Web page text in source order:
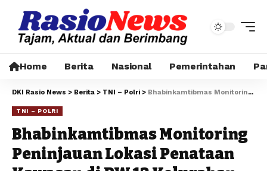
Home Berita Nasional Pemerintahan
DKI Rasio News > Berita > TNI – Polri > Bhabinkamtibmas Monitoring Peninjauan Lokasi Penataan Kawasan di RW 12 Kelurahan Tanah Tinggi
TNI – POLRI
Bhabinkamtibmas Monitoring
Peninjauan Lokasi Penataan